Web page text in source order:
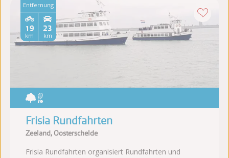
Entfernung
23
km
19
km
Frisia Rundfahrten
Zeeland, Oosterschelde
Frisia Rundfahrten organisiert Rundfahrten und